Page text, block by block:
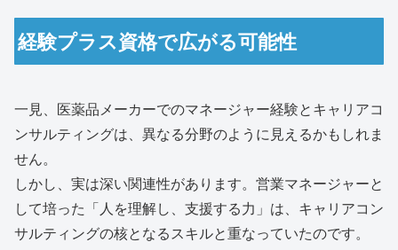
経験プラス資格で広がる可能性
一見、医薬品メーカーでのマネージャー経験とキャリアコ
ンサルティングは、異なる分野のように見えるかもしれま
せん。
しかし、実は深い関連性があります。営業マネージャーと
して培った「人を理解し、支援する力」は、キャリアコン
サルティングの核となるスキルと重なっていたのです。